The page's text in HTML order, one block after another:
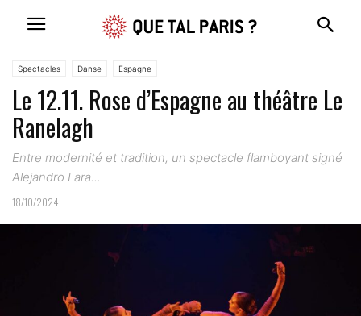
Spectacles Danse Espagne
Le 12.11. Rose d’Espagne au théâtre Le
Ranelagh
Entre modernité et tradition, un spectacle flamboyant signé
Alejandro Lara...
18/10/2024